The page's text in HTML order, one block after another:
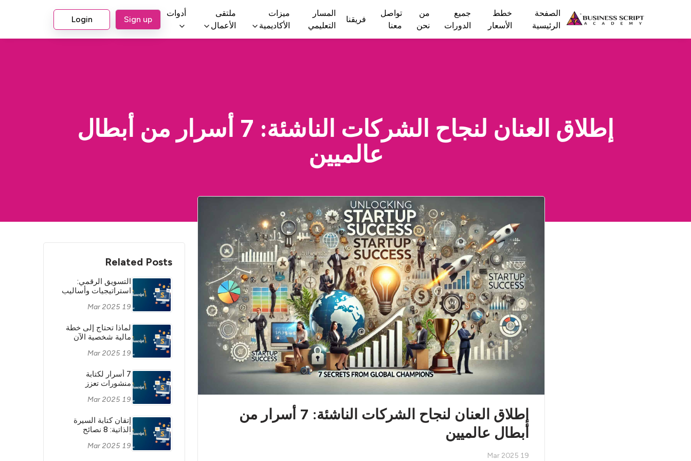
الصفحة
الرئيسية
خطط
الأسعار
جميع
الدورات
من
نحن
تواصل
معنا
فريقنا
المسار
التعليمي
ميزات
الأكاديمية
ملتقى
الأعمال
أدوات
Sign up
Login
إطلاق العنان لنجاح الشركات الناشئة: 7 أسرار من أبطال
عالميين
إطلاق العنان لنجاح الشركات الناشئة: 7 أسرار من
أبطال عالميين
19 Mar 2025
Related Posts
التسويق الرقمي:
استراتيجيات وأساليب
الرقمي
19 Mar 2025
لماذا تحتاج إلى خطة
مالية شخصية الآن
19 Mar 2025
7 أسرار لكتابة
منشورات تعزز
19 Mar 2025
إتقان كتابة السيرة
الذاتية: 8 نصائح
19 Mar 2025